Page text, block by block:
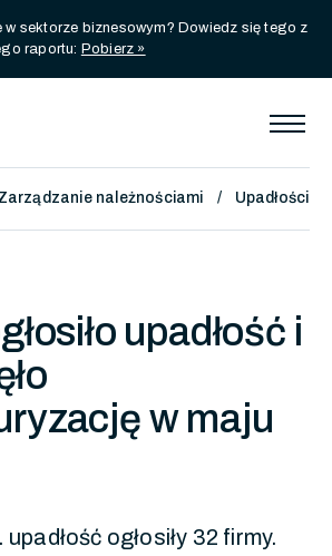
w sektorze biznesowym? Dowiedz się tego z
raportu: Pobierz »
należnościami Upadłości i
upadłość i
w maju
ogłosiły 32 firmy.